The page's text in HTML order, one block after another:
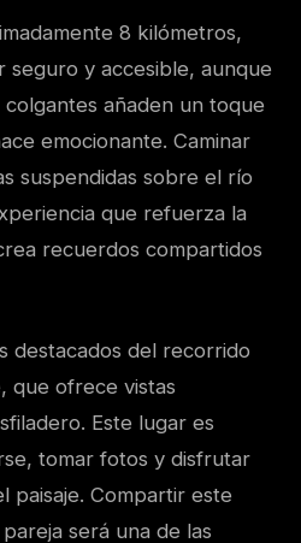
8 kilómetros,
seguro y accesible, aunque
añaden un toque
emocionante. Caminar
suspendidas sobre el río
que refuerza la
recuerdos compartidos
destacados del recorrido
que ofrece vistas
Este lugar es
tomar fotos y disfrutar
paisaje. Compartir este
será una de las